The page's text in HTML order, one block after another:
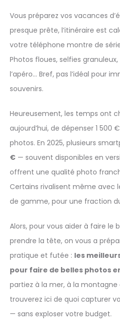
Vous préparez vos vacances
presque prête, l’itinéraire est
votre téléphone montre de
Photos floues, selfies
l’apéro… Bref, pas l’idéal pour
souvenirs.
Heureusement, les temps ont
aujourd’hui, de dépenser 1 500
photos. En 2025, plusieurs
€ — souvent disponibles en
offrent une qualité photo
Certains rivalisent même avec
de gamme, pour une fraction
Alors, pour vous aider à faire le
prendre la tête, on vous a
pratique et futée : les
pour faire de belles photos
partiez à la mer, à la montagne
trouverez ici de quoi capturer
— sans exploser votre budget.